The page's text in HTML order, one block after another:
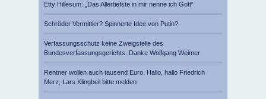
Etty Hillesum: „Das Allertiefste in mir nenne ich Gott“
Schröder Vermittler? Spinnerte Idee von Putin?
Verfassungsschutz keine Zweigstelle des
Bundesverfassungsgerichts. Danke Wolfgang Weimer
Rentner wollen auch tausend Euro. Hallo, hallo Friedrich
Merz, Lars Klingbeil bitte melden